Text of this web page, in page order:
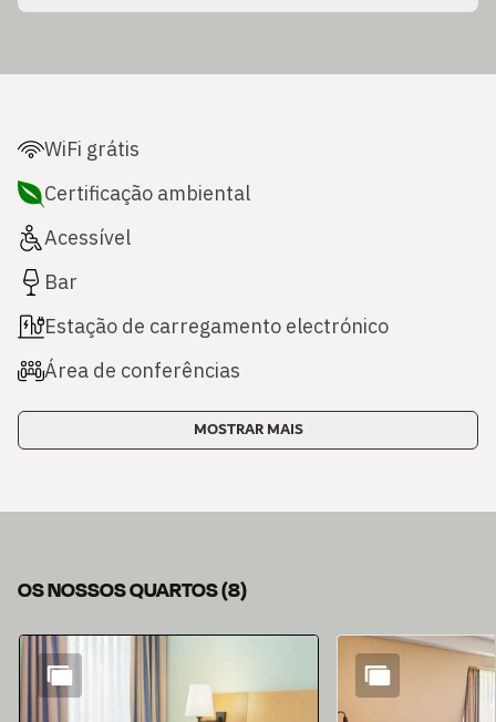
WiFi grátis
Certificação ambiental
Acessível
Bar
Estação de carregamento electrónico
Área de conferências
MOSTRAR MAIS
OS NOSSOS QUARTOS(8)
Diapositivo 1 de 8